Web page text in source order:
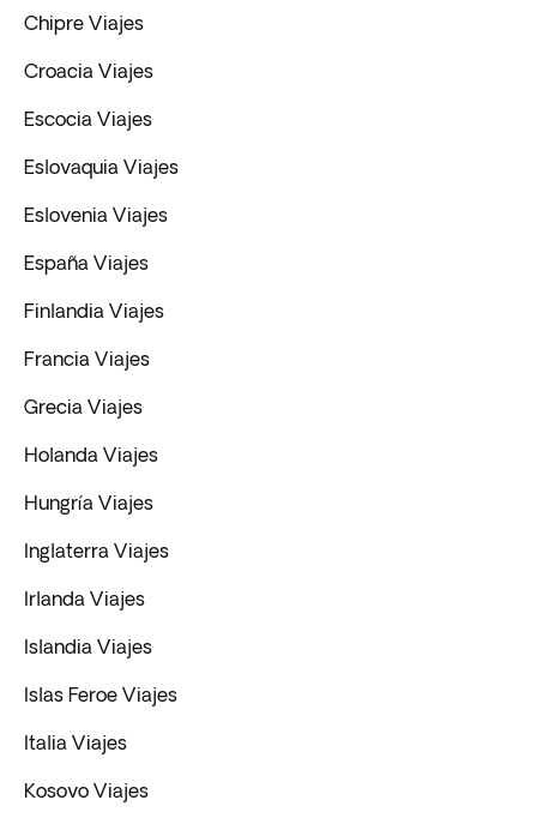
Chipre Viajes
Croacia Viajes
Escocia Viajes
Eslovaquia Viajes
Eslovenia Viajes
España Viajes
Finlandia Viajes
Francia Viajes
Grecia Viajes
Holanda Viajes
Hungría Viajes
Inglaterra Viajes
Irlanda Viajes
Islandia Viajes
Islas Feroe Viajes
Italia Viajes
Kosovo Viajes